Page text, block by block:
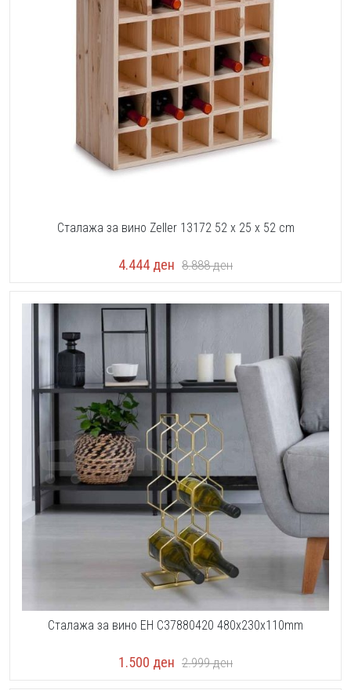
Сталажа за вино Zeller 13172 52 x 25 x 52 cm
4.444 ден 8.888ден
Сталажа за вино EH C37880420 480x230x110mm
1.500 ден 2.999ден